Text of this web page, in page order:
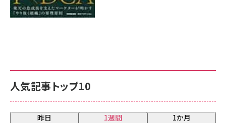
人気記事トップ10
昨日 1週間 1か月